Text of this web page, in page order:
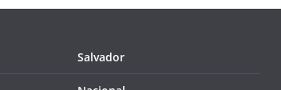
Salvador